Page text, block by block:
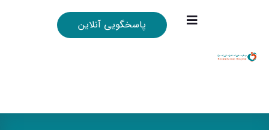
پاسخگویی آنلاین